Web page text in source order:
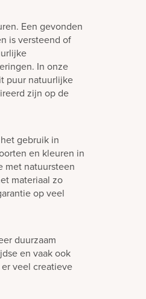
Een gevonden
is versteend of
In onze
puur natuurlijke
zijn op de
gebruik in
en kleuren in
met natuursteen
materiaal zo
op veel
duurzaam
en vaak ook
veel creatieve